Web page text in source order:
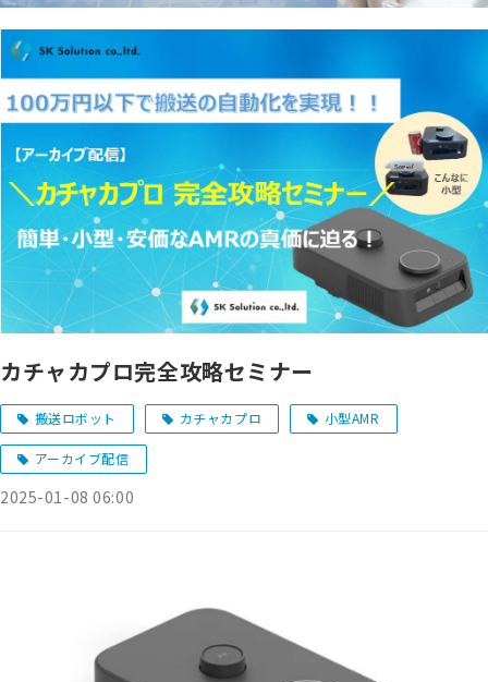
カチャカプロ完全攻略セミナー
搬送ロボット カチャカプロ 小型AMR
アーカイブ配信
2025-01-08 06:00